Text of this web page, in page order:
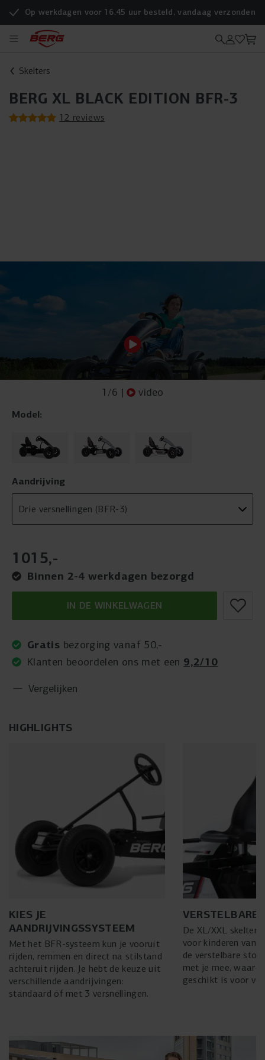
Op werkdagen voor 16.45 uur besteld, vandaag verzonden
Skelters
BERG XL BLACK EDITION BFR-3
12 reviews
1 /6 | video
HIGHLIGHTS
KIES JE
AANDRIJVINGSSYSTEEM
Met het BFR-systeem kun je vooruit
rijden, remmen en direct na stilstand
achteruit rijden. Je hebt de keuze uit
verschillende aandrijvingen:
standaard of met 3 versnellingen.
VERSTELBARE
De XL/XXL
voor kinderen
de verstelbare
met je mee,
geschikt is voor
Model:
Aandrijving
1015,-
Binnen 2-4 werkdagen bezorgd
IN DE WINKELWAGEN
Gratis bezorging vanaf 50,-
Klanten beoordelen ons met een 9,2/10
Vergelijken